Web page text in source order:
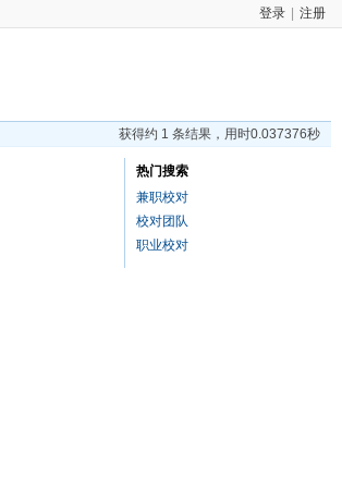
登录 注册
获得约 1 条结果，用时0.037376秒
热门搜索
兼职校对
校对团队
职业校对